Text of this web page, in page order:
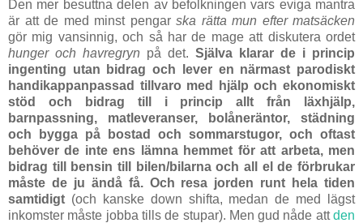
Den mer besuttna delen av befolkningen vars eviga mantra
är att de med minst pengar ska rätta mun efter matsäcken
gör mig vansinnig, och så har de mage att diskutera ordet
hunger och havregryn på det. Själva klarar de i princip
ingenting utan bidrag och lever en närmast parodiskt
handikappanpassad tillvaro med hjälp och ekonomiskt
stöd och bidrag till i princip allt från läxhjälp,
barnpassning, matleveranser, bolåneräntor, städning
och bygga på bostad och sommarstugor, och oftast
behöver de inte ens lämna hemmet för att arbeta, men
bidrag till bensin till bilen/bilarna och all el de förbrukar
måste de ju ändå få. Och resa jorden runt hela tiden
samtidigt (och kanske down shifta, medan de med lägst
inkomster måste jobba tills de stupar). Men gud nåde attden